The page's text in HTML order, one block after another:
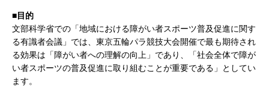
■目的
文部科学省での「地域における障がい者スポーツ普及促進に関す
る有識者会議」では、東京五輪パラ競技大会開催で最も期待され
る効果は「障がい者への理解の向上」であり、「社会全体で障が
い者スポーツの普及促進に取り組むことが重要である」としてい
ます。